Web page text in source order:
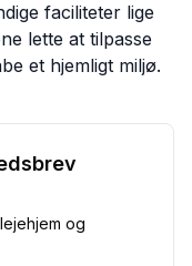
faciliteter lige
lette at tilpasse
et hjemligt miljø.
og